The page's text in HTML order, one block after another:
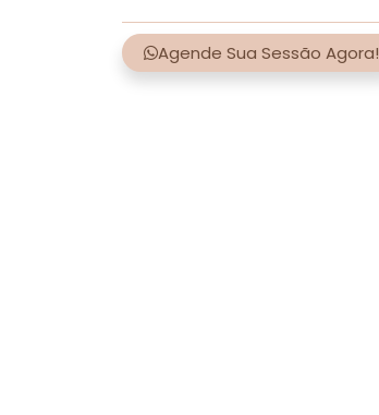
Agende Sua Sessão Agora!